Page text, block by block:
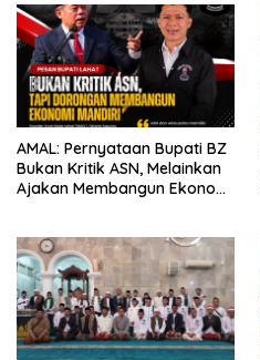
AMAL: Pernyataan Bupati BZ
Bukan Kritik ASN, Melainkan
Ajakan Membangun Ekonomi